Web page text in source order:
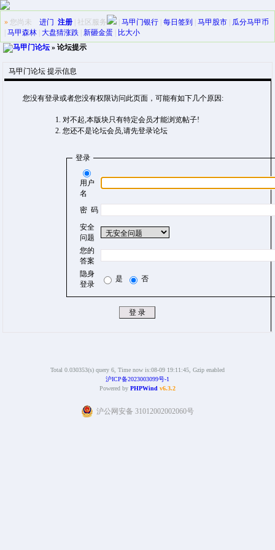
» 您尚未 进门 注册 社区服务 马甲门银行 每日签到 马甲股市
瓜分马甲币
马甲森林 大盘猜涨跌 新砸金蛋
比大小
马甲门论坛» 论坛提示
马甲门论坛 提示信息
您没有登录或者您没有权限访问此页面，可能有如下几个原因:
对不起,本版块只有特定会员才能浏览帖子!
您还不是论坛会员,请先登录论坛
登录
用户
名
密 码
安全
问题
您的
答案
隐身
登录
是 否
Total 0.030353(s) query 6, Time now is:08-09 19:11:45, Gzip enabled
沪ICP备2023003099号-1
Powered by PHPWind v6.3.2
沪公网安备 31012002002060号